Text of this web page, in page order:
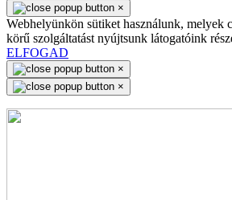
×
Webhelyünkön sütiket használunk, melyek
körű szolgáltatást nyújtsunk látogatóink
ELFOGAD
×
×